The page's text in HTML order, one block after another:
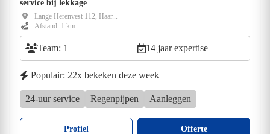
service bij lekkage
Lange Herenvest 112, Haar...
Afstand: 1 km
Team: 1 14 jaar expertise
Populair: 22x bekeken deze week
24-uur service Regenpijpen Aanleggen
Profiel Offerte